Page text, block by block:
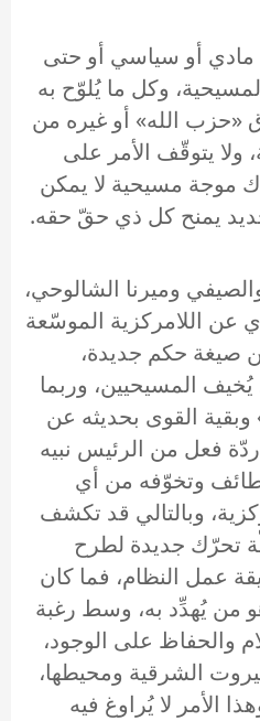
أو سياسي أو حتى
وكل ما يُلوّح به
«حزب الله» أو غيره من
ولا يتوقّف الأمر على
موجة مسيحية لا يمكن
يمنح كل ذي حقّ حقه.
وميرنا الشالوحي،
اللامركزية الموسّعة
صيغة حكم جديدة،
يُخيف المسيحيين، وربما
القوى بحديثه عن
فعل من الرئيس نبيه
وتخوّفه من أي
وبالتالي قد تكشف
تحرّك جديدة لطرح
عمل النظام، فما كان
من يُهدِّد به، وسط رغبة
والحفاظ على الوجود،
الشرقية ومحيطها،
الأمر لا يُراوغ فيه